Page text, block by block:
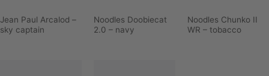
Jean Paul Arcalod –
sky captain
Noodles Doobiecat
2.0 – navy
Noodles Chunko II
WR – tobacco